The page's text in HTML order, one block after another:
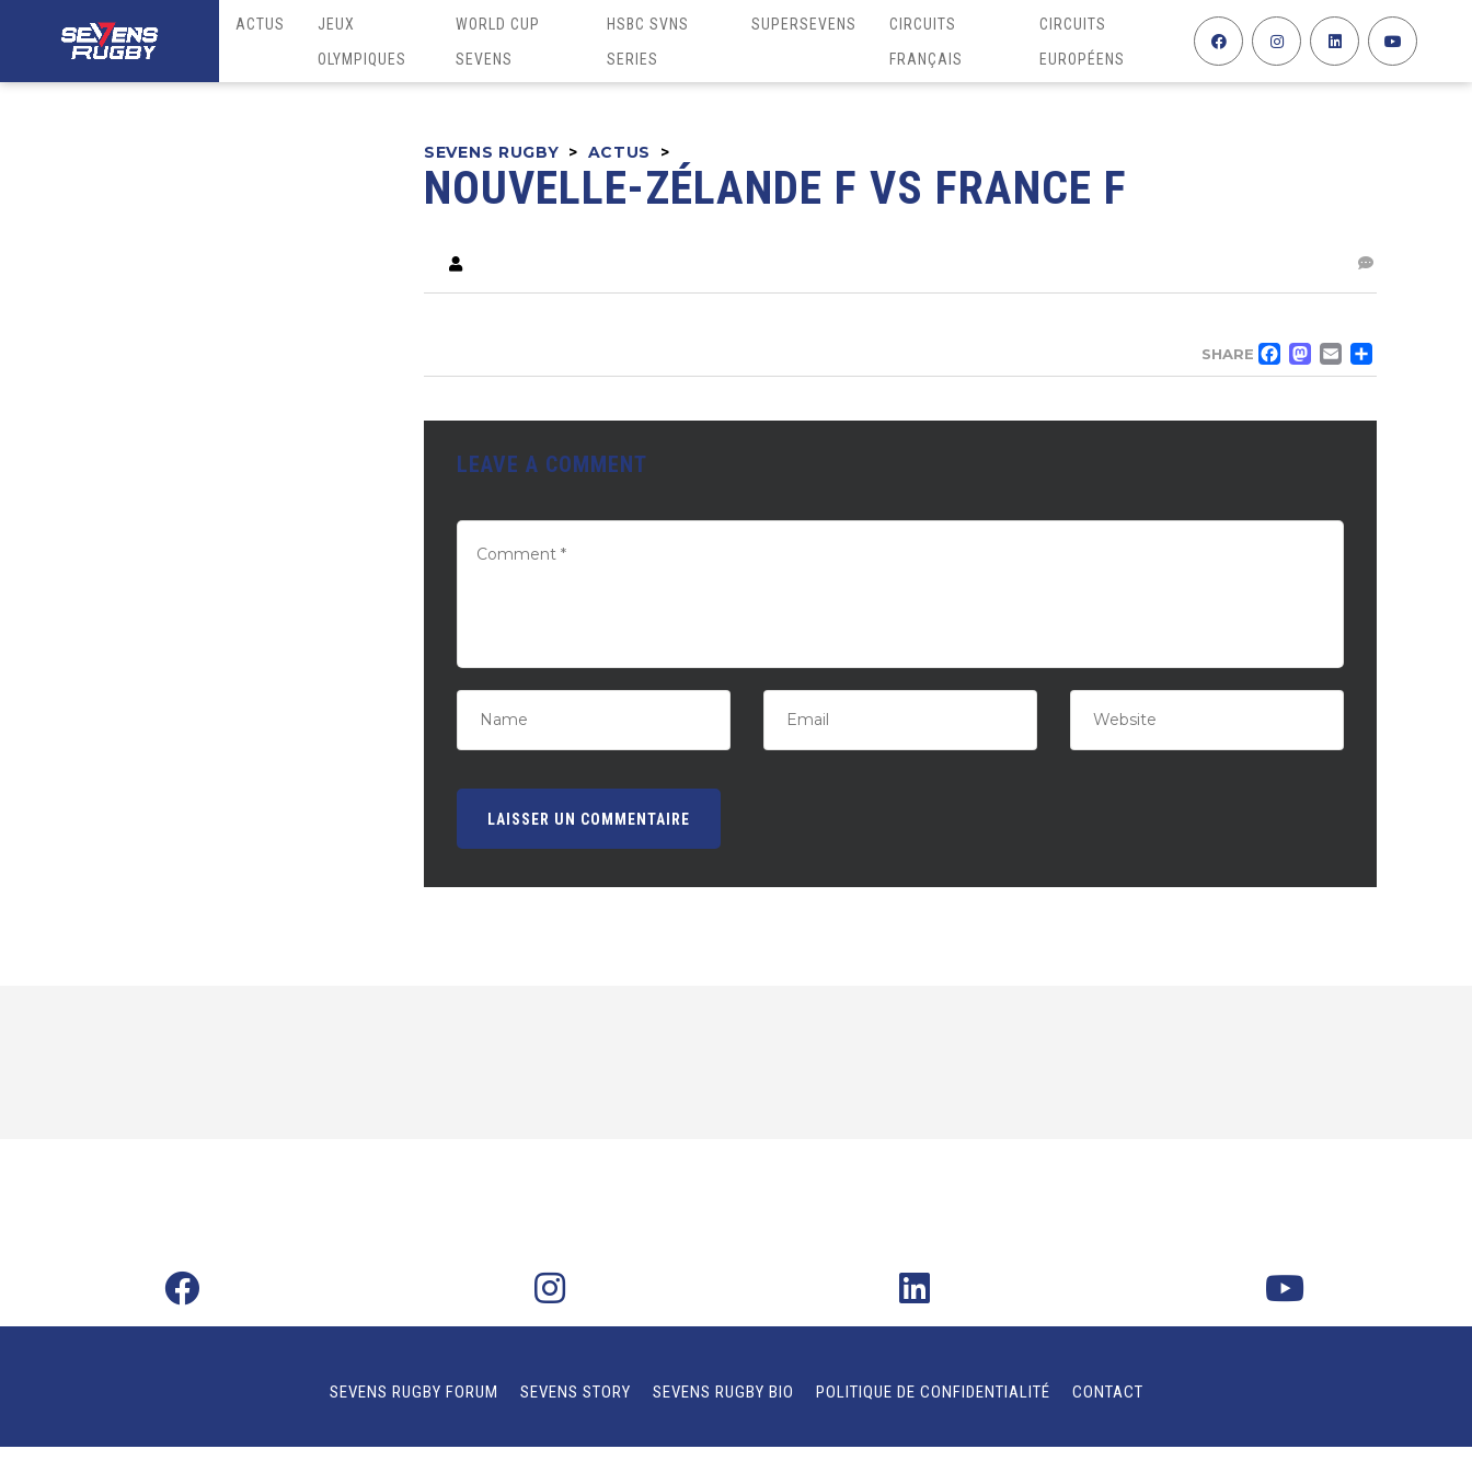
ACTUS
JEUX
OLYMPIQUES
WORLD CUP
SEVENS
HSBC SVNS
SERIES
SUPERSEVENS
CIRCUITS
FRANÇAIS
CIRCUITS
EUROPÉENS
SEVENS RUGBY > ACTUS >
NOUVELLE-ZÉLANDE F VS FRANCE F
SHARE EMAIL
LEAVE A COMMENT
SEVENS RUGBY FORUM SEVENS STORY SEVENS RUGBY BIO POLITIQUE DE CONFIDENTIALITÉ CONTACT